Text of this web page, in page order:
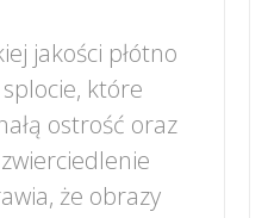
jakości płótno
które
ostrość oraz
że obrazy